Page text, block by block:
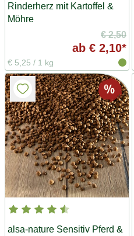
Rinderherz mit Kartoffel &
Möhre
€ 2,50
ab € 2,10*
€ 5,25 / 1 kg
alsa-nature Sensitiv Pferd &